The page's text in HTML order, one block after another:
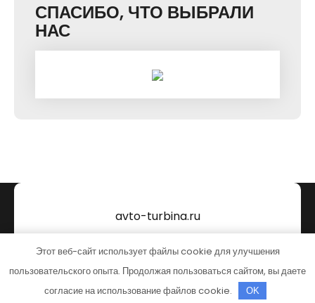
СПАСИБО, ЧТО ВЫБРАЛИ
НАС
avto-turbina.ru
Тема от Grace Themes
Этот веб-сайт использует файлы cookie для улучшения
пользовательского опыта. Продолжая пользоваться сайтом, вы даете
согласие на использование файлов cookie.
OK